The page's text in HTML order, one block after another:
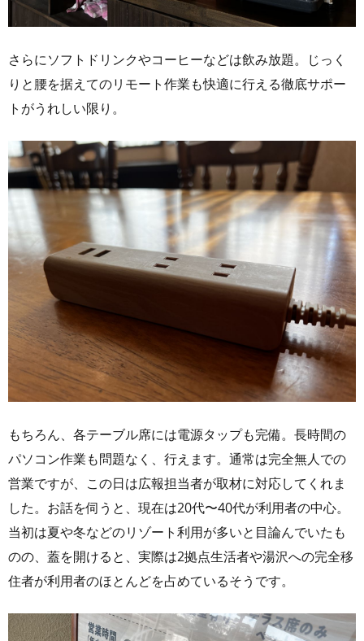
さらにソフトドリンクやコーヒーなどは飲み放題。じっく
りと腰を据えてのリモート作業も快適に行える徹底サポー
トがうれしい限り。
もちろん、各テーブル席には電源タップも完備。⻑時間の
パソコン作業も問題なく、行えます。通常は完全無人での
営業ですが、この日は広報担当者が取材に対応してくれま
した。お話を伺うと、現在は20代〜40代が利用者の中心。
当初は夏や冬などのリゾート利用が多いと目論んでいたも
のの、蓋を開けると、実際は2拠点生活者や湯沢への完全移
住者が利用者のほとんどを占めているそうです。